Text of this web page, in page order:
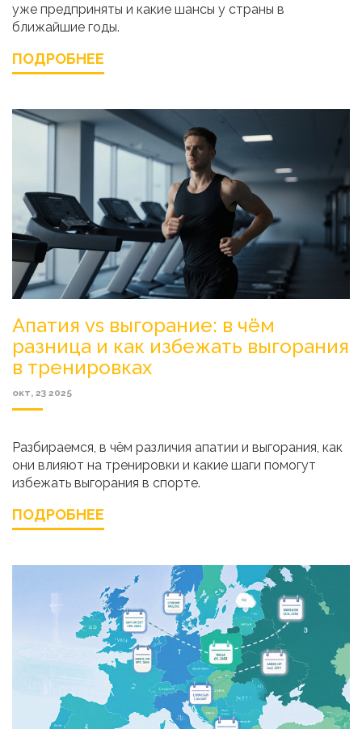
уже предприняты и какие шансы у страны в
ближайшие годы.
ПОДРОБНЕЕ
Апатия vs выгорание: в чём
разница и как избежать выгорания
в тренировках
окт, 23 2025
Разбираемся, в чём различия апатии и выгорания, как
они влияют на тренировки и какие шаги помогут
избежать выгорания в спорте.
ПОДРОБНЕЕ